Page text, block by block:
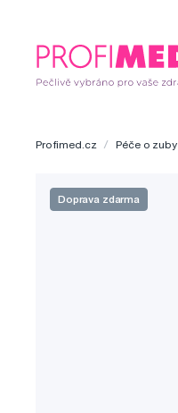
Profimed.cz Péče o zuby
Doprava zdarma